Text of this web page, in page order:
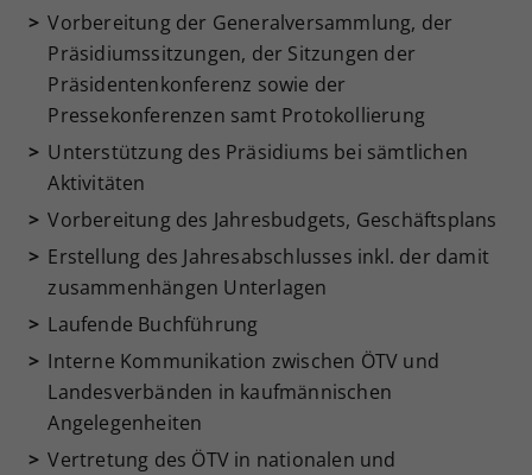
Vorbereitung der Generalversammlung, der
Präsidiumssitzungen, der Sitzungen der
Präsidentenkonferenz sowie der
Pressekonferenzen samt Protokollierung
Unterstützung des Präsidiums bei sämtlichen
Aktivitäten
Vorbereitung des Jahresbudgets, Geschäftsplans
Erstellung des Jahresabschlusses inkl. der damit
zusammenhängen Unterlagen
Laufende Buchführung
Interne Kommunikation zwischen ÖTV und
Landesverbänden in kaufmännischen
Angelegenheiten
Vertretung des ÖTV in nationalen und